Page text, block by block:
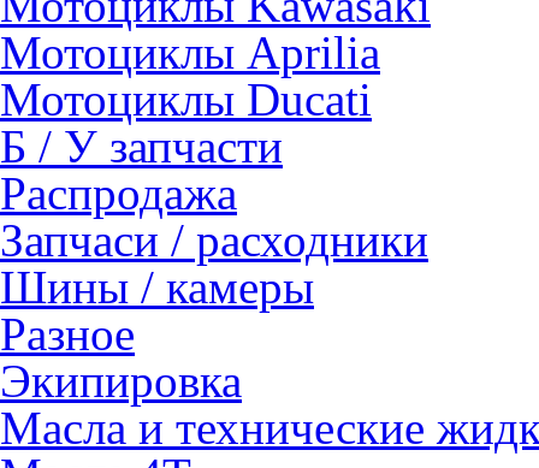
Мотоциклы Aprilia
Мотоциклы Ducati
Б / У запчасти
Распродажа
Запчаси / расходники
Шины / камеры
Разное
Экипировка
Масла и технические